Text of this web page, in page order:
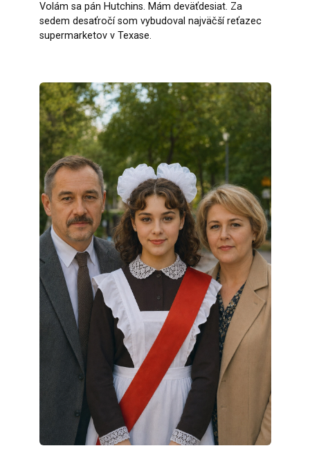
Volám sa pán Hutchins. Mám deväťdesiat. Za
sedem desaťročí som vybudoval najväčší reťazec
supermarketov v Texase.